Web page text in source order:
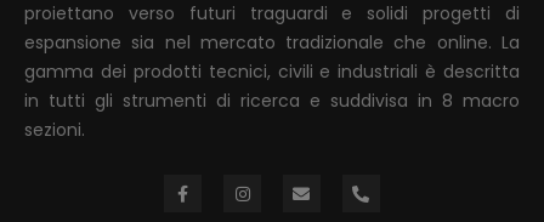
proiettano verso futuri traguardi e solidi progetti di
espansione sia nel mercato tradizionale che online. La
gamma dei prodotti tecnici, civili e industriali è descritta
in tutti gli strumenti di ricerca e suddivisa in 8 macro
sezioni.